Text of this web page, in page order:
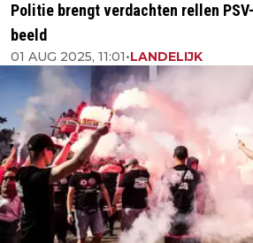
Politie brengt verdachten rellen
beeld
01 AUG 2025, 11:01•LANDELIJK